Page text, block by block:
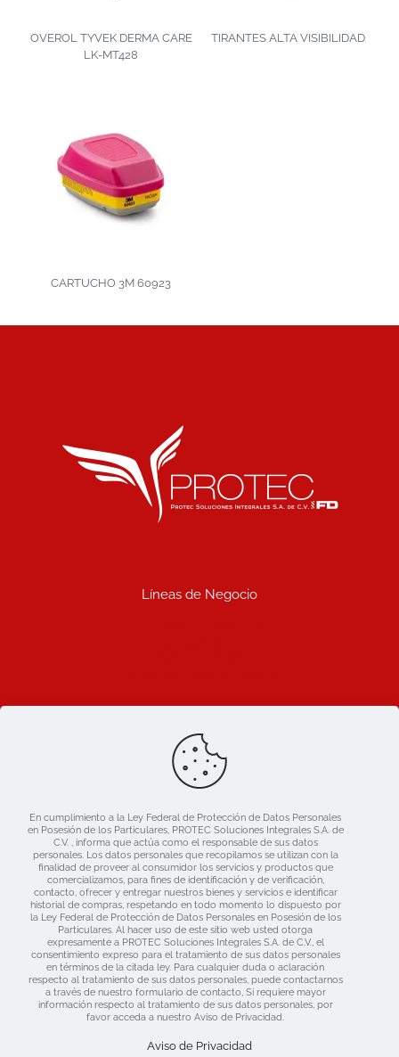
OVEROL TYVEK DERMA CARE
LK-MT428
TIRANTES ALTA VISIBILIDAD
CARTUCHO 3M 60923
Líneas de Negocio
Ligas de Interes
Blog
Nosotros
Mercado libre
Contacto
Derechos Reservados 2019 Protec | Consulta nuestras
En cumplimiento a la Ley Federal de Protección de Datos Personales
en Posesión de los Particulares, PROTEC Soluciones Integrales S.A. de
C.V. , informa que actúa como el responsable de sus datos
personales. Los datos personales que recopilamos se utilizan con la
finalidad de proveer al consumidor los servicios y productos que
comercializamos, para fines de identificación y de verificación,
contacto, ofrecer y entregar nuestros bienes y servicios e identificar
historial de compras, respetando en todo momento lo dispuesto por
la Ley Federal de Protección de Datos Personales en Posesión de los
Particulares. Al hacer uso de este sitio web usted otorga
expresamente a PROTEC Soluciones Integrales S.A. de C.V., el
consentimiento expreso para el tratamiento de sus datos personales
en términos de la citada ley. Para cualquier duda o aclaración
respecto al tratamiento de sus datos personales, puede contactarnos
a través de nuestro formulario de contacto, Si requiere mayor
información respecto al tratamiento de sus datos personales, por
favor acceda a nuestro Aviso de Privacidad.
Aviso de Privacidad